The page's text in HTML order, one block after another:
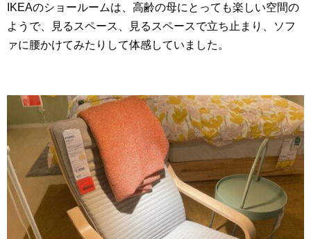
IKEAのショールームは、高齢の母にとっても楽しい空間の
ようで、見るスペース、見るスペースで立ち止まり、ソフ
ァに腰かけてみたりして体感していました。